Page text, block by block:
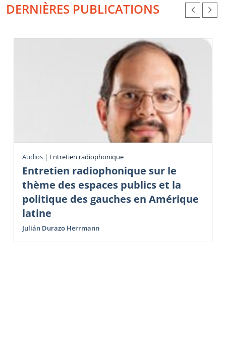
DERNIÈRES PUBLICATIONS
Audios | Entretien radiophonique
Entretien radiophonique sur le
thème des espaces publics et la
politique des gauches en Amérique
latine
Julián Durazo Herrmann